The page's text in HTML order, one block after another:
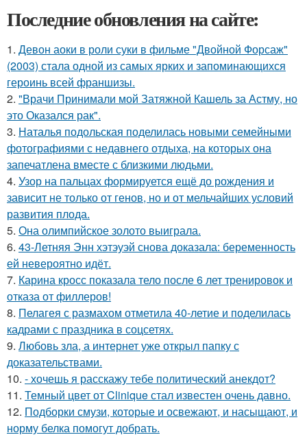
Последние обновления на сайте:
1. Девон аоки в роли суки в фильме "Двойной Форсаж"
(2003) стала одной из самых ярких и запоминающихся
героинь всей франшизы.
2. "Врачи Принимали мой Затяжной Кашель за Астму, но
это Оказался рак".
3. Наталья подольская поделилась новыми семейными
фотографиями с недавнего отдыха, на которых она
запечатлена вместе с близкими людьми.
4. Узор на пальцах формируется ещё до рождения и
зависит не только от генов, но и от мельчайших условий
развития плода.
5. Она олимпийское золото выиграла.
6. 43-Летняя Энн хэтэуэй снова доказала: беременность
ей невероятно идёт.
7. Карина кросс показала тело после 6 лет тренировок и
отказа от филлеров!
8. Пелагея с размахом отметила 40-летие и поделилась
кадрами с праздника в соцсетях.
9. Любовь зла, а интернет уже открыл папку с
доказательствами.
10. - хочешь я расскажу тебе политический анекдот?
11. Темный цвет от Clinique стал известен очень давно.
12. Подборки смузи, которые и освежают, и насыщают, и
норму белка помогут добрать.